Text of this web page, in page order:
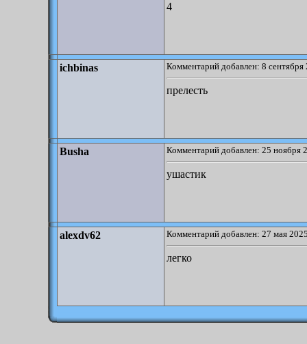
4
ichbinas Комментарий добавлен: 8
прелесть
Busha Комментарий добавлен: 25 ноября
ушастик
alexdv62 Комментарий добавлен: 27 мая
легко